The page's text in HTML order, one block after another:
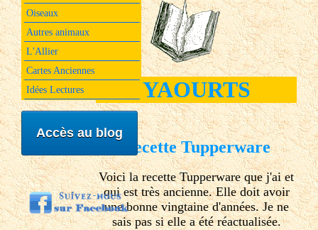
Oiseaux
Autres animaux
L'Allier
Cartes Anciennes
Idées Lectures
Accès au blog
YAOURTS
Recette Tupperware
Voici la recette Tupperware que j'ai et
qui est très ancienne. Elle doit avoir
une bonne vingtaine d'années. Je ne
sais pas si elle a été réactualisée.